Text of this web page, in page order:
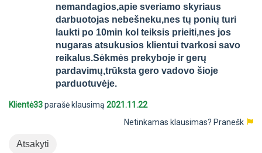
nemandagios,apie sveriamo skyriaus
darbuotojas nebešneku,nes tų ponių turi
laukti po 10min kol teiksis prieiti,nes jos
nugaras atsukusios klientui tvarkosi savo
reikalus.Sėkmės prekyboje ir gerų
pardavimų,trūksta gero vadovo šioje
parduotuvėje.
Klientė33parašė klausimą 2021.11.22
Netinkamas klausimas? Pranešk
Atsakyti